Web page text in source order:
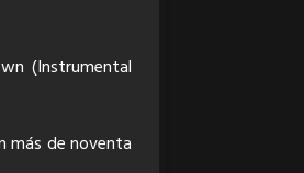
(Instrumental
más de noventa